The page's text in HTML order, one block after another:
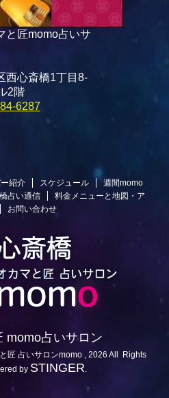
と匠momo占いサ
西心斎橋1丁目8-
2階
6287
紹介 スケジュール
週間momo
占い通信
料金メニューと地図・ア
お問い合わせ
momo占いサロン
匠 占いサロンmomo , 2026 All Rights
by STINGER